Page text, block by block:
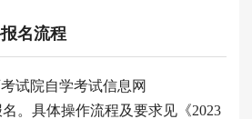
名流程
试院自学考试信息网
名。具体操作流程及要求见《2023